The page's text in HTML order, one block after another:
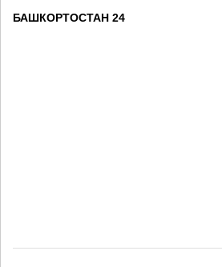
БАШКОРТОСТАН 24